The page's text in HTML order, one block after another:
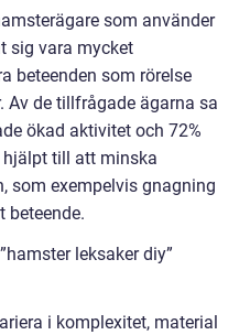
som använder
sig vara mycket
beteenden som rörelse
Av de tillfrågade ägarna sa
ökad aktivitet och 72%
hjälpt till att minska
som exempelvis gnagning
beteende.
leksaker diy”
i komplexitet, material